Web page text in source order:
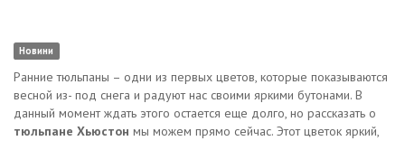
Новини
Ранние тюльпаны – одни из первых цветов, которые показываются
весной из- под снега и радуют нас своими яркими бутонами. В
данный момент ждать этого остается еще долго, но рассказать о
тюльпане Хьюстон мы можем прямо сейчас. Этот цветок яркий,